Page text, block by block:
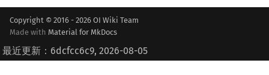
Copyright © 2016 - 2026 OI Wiki Team
Made with Material for MkDocs
最近更新：6dcfcc6c9, 2026-08-05